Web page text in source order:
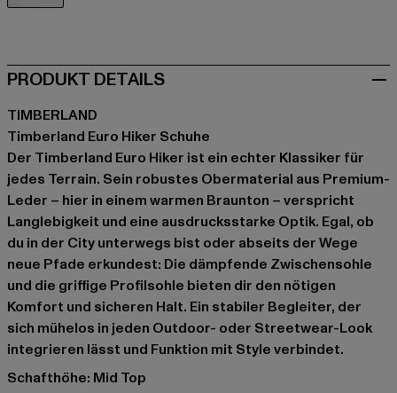
PRODUKT DETAILS
TIMBERLAND
Timberland Euro Hiker Schuhe
Der Timberland Euro Hiker ist ein echter Klassiker für
jedes Terrain. Sein robustes Obermaterial aus Premium-
Leder – hier in einem warmen Braunton – verspricht
Langlebigkeit und eine ausdrucksstarke Optik. Egal, ob
du in der City unterwegs bist oder abseits der Wege
neue Pfade erkundest: Die dämpfende Zwischensohle
und die griffige Profilsohle bieten dir den nötigen
Komfort und sicheren Halt. Ein stabiler Begleiter, der
sich mühelos in jeden Outdoor- oder Streetwear-Look
integrieren lässt und Funktion mit Style verbindet.
Schafthöhe: Mid Top